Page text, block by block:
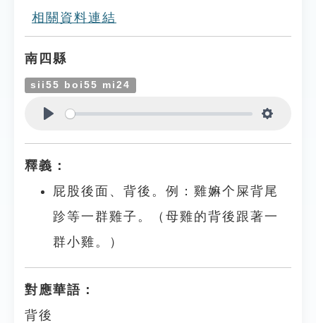
相關資料連結
南四縣
sii55 boi55 mi24
釋義：
屁股後面、背後。例：雞嫲个屎背尾
跈等一群雞子。（母雞的背後跟著一
群小雞。）
對應華語：
背後